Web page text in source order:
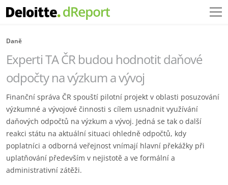
Daně
Experti TA ČR budou hodnotit daňové
odpočty na výzkum a vývoj
Finanční správa ČR spouští pilotní projekt v oblasti posuzování
výzkumné a vývojové činnosti s cílem usnadnit využívání
daňových odpočtů na výzkum a vývoj. Jedná se tak o další
reakci státu na aktuální situaci ohledně odpočtů, kdy
poplatníci a odborná veřejnost vnímají hlavní překážky při
uplatňování především v nejistotě a ve formální a
administrativní zátěži.